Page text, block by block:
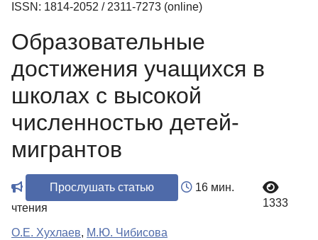
ISSN: 1814-2052 / 2311-7273 (online)
Образовательные
достижения учащихся в
школах с высокой
численностью детей-
мигрантов
Прослушать статью
16 мин.
чтения
1333
О.Е. Хухлаев, М.Ю. Чибисова